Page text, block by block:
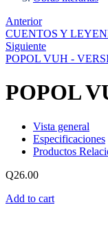
Anterior
CUENTOS Y
Siguiente
POPOL VUH -
POPOL
Vista general
Especificaciones
Productos
Q26.00
Add to cart